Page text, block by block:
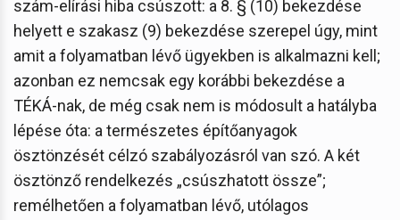
szám-elírási hiba csúszott: a 8. § (10) bekezdése
helyett e szakasz (9) bekezdése szerepel úgy, mint
amit a folyamatban lévő ügyekben is alkalmazni kell;
azonban ez nemcsak egy korábbi bekezdése a
TÉKÁ-nak, de még csak nem is módosult a hatályba
lépése óta: a természetes építőanyagok
ösztönzését célzó szabályozásról van szó. A két
ösztönző rendelkezés „csúszhatott össze”;
remélhetően a folyamatban lévő, utólagos